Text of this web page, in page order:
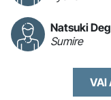
Natsuki
Sumire
VAI